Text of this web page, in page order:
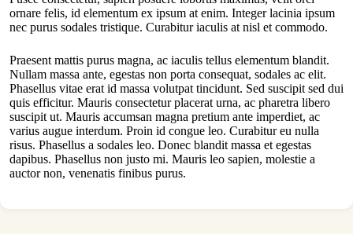
ornare felis, id elementum ex ipsum at enim. Integer lacinia ipsum
nec purus sodales tristique. Curabitur iaculis at nisl et commodo.
Praesent mattis purus magna, ac iaculis tellus elementum blandit.
Nullam massa ante, egestas non porta consequat, sodales ac elit.
Phasellus vitae erat id massa volutpat tincidunt. Sed suscipit sed dui
quis efficitur. Mauris consectetur placerat urna, ac pharetra libero
suscipit ut. Mauris accumsan magna pretium ante imperdiet, ac
varius augue interdum. Proin id congue leo. Curabitur eu nulla
risus. Phasellus a sodales leo. Donec blandit massa et egestas
dapibus. Phasellus non justo mi. Mauris leo sapien, molestie a
auctor non, venenatis finibus purus.